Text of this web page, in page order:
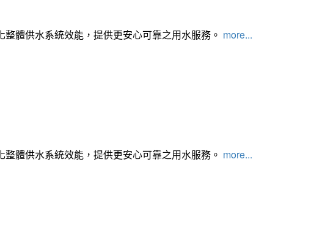
體供水系統效能，提供更安心可靠之用水服務。 more...
體供水系統效能，提供更安心可靠之用水服務。 more...